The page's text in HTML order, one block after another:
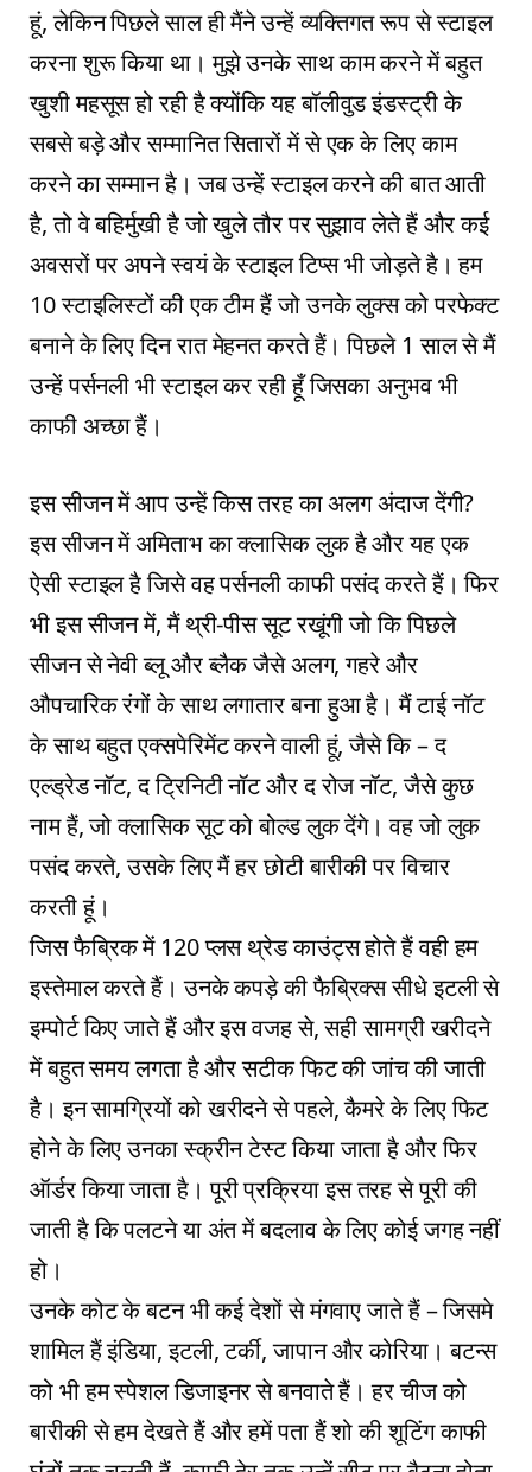
हूं, लेकिन पिछले साल ही मैंने उन्हें व्यक्तिगत रूप से स्टाइल
करना शुरू किया था। मुझे उनके साथ काम करने में बहुत
खुशी महसूस हो रही है क्योंकि यह बॉलीवुड इंडस्ट्री के
सबसे बड़े और सम्मानित सितारों में से एक के लिए काम
करने का सम्मान है। जब उन्हें स्टाइल करने की बात आती
है, तो वे बहिर्मुखी है जो खुले तौर पर सुझाव लेते हैं और कई
अवसरों पर अपने स्वयं के स्टाइल टिप्स भी जोड़ते है। हम
10 स्टाइलिस्टों की एक टीम हैं जो उनके लुक्स को परफेक्ट
बनाने के लिए दिन रात मेहनत करते हैं। पिछले 1 साल से मैं
उन्हें पर्सनली भी स्टाइल कर रही हूँ जिसका अनुभव भी
काफी अच्छा हैं।
इस सीजन में आप उन्हें किस तरह का अलग अंदाज देंगी?
इस सीजन में अमिताभ का क्लासिक लुक है और यह एक
ऐसी स्टाइल है जिसे वह पर्सनली काफी पसंद करते हैं। फिर
भी इस सीजन में, मैं थ्री-पीस सूट रखूंगी जो कि पिछले
सीजन से नेवी ब्लू और ब्लैक जैसे अलग, गहरे और
औपचारिक रंगों के साथ लगातार बना हुआ है। मैं टाई नॉट
के साथ बहुत एक्सपेरिमेंट करने वाली हूं, जैसे कि – द
एल्ड्रेड नॉट, द ट्रिनिटी नॉट और द रोज नॉट, जैसे कुछ
नाम हैं, जो क्लासिक सूट को बोल्ड लुक देंगे। वह जो लुक
पसंद करते, उसके लिए मैं हर छोटी बारीकी पर विचार
करती हूं।
जिस फैब्रिक में 120 प्लस थ्रेड काउंट्स होते हैं वही हम
इस्तेमाल करते हैं। उनके कपड़े की फैब्रिक्स सीधे इटली से
इम्पोर्ट किए जाते हैं और इस वजह से, सही सामग्री खरीदने
में बहुत समय लगता है और सटीक फिट की जांच की जाती
है। इन सामग्रियों को खरीदने से पहले, कैमरे के लिए फिट
होने के लिए उनका स्क्रीन टेस्ट किया जाता है और फिर
ऑर्डर किया जाता है। पूरी प्रक्रिया इस तरह से पूरी की
जाती है कि पलटने या अंत में बदलाव के लिए कोई जगह नहीं
हो।
उनके कोट के बटन भी कई देशों से मंगवाए जाते हैं – जिसमे
शामिल हैं इंडिया, इटली, टर्की, जापान और कोरिया। बटन्स
को भी हम स्पेशल डिजाइनर से बनवाते हैं। हर चीज को
बारीकी से हम देखते हैं और हमें पता हैं शो की शूटिंग काफी